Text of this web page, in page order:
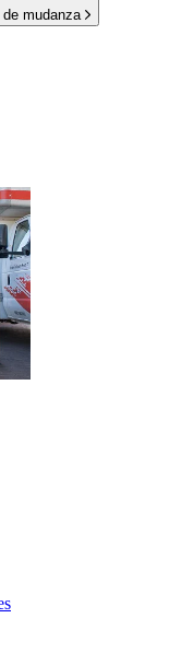
mudanza